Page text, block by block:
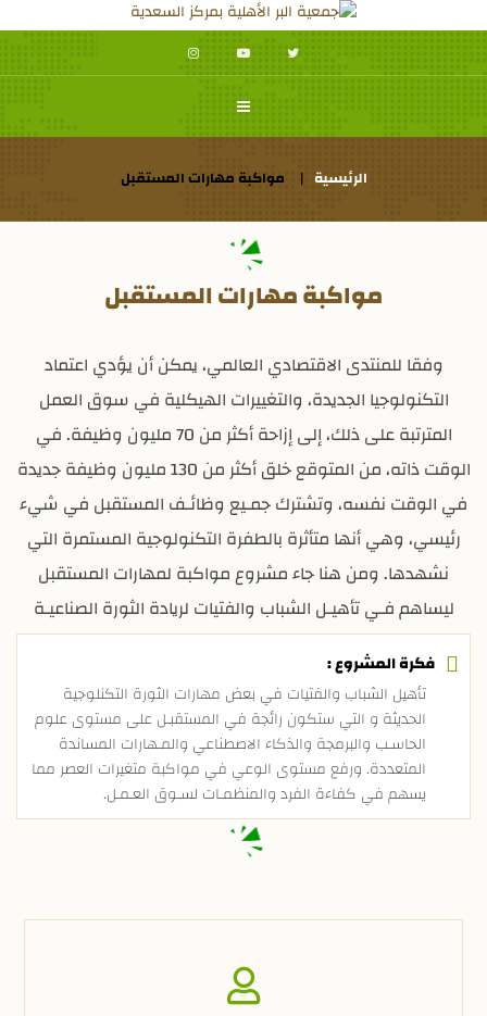
الرئيسية مواكبة مهارات المستقبل
مواكبة مهارات المستقبل
وفقا للمنتدى الاقتصادي العالمي، يمكن أن يؤدي اعتماد
التكنولوجيا الجديدة، والتغييرات الهيكلية في سوق العمل
المترتبة على ذلك، إلى إزاحة أكثر من 70 مليون وظيفة. في
الوقت ذاته، من المتوقع خلق أكثر من 130 مليون وظيفة جديدة
في الوقت نفسه، وتشترك جمـيع وظائـف المستقبل في شيء
رئيسي، وهي أنها متأثرة بالطفرة التكنولوجية المستمرة التي
نشهدها. ومن هنا جاء مشروع مواكبة لمهارات المستقبل
ليساهم فـي تأهيـل الشباب والفتيات لريادة الثورة الصناعيـة
فـي بلادنـا والجاهـزيـة لوظائف المستـقبـل.
فكرة المشروع :
تأهيل الشباب والفتيات في بعض مهارات الثورة التكنلوجية
الحديثة و التي ستكون رائجة في المستقبـل على مستوى علوم
الحاسـب والبرمجة والذكاء الاصطناعي والمـهارات المساندة
المتعددة. ورفع مستوى الوعي في مواكبة متغيرات العصر مما
يسهم في كفاءة الفرد والمنظمـات لسـوق العـمـل.